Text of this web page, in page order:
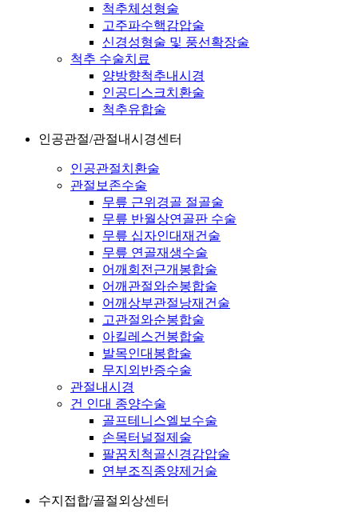
척추체성형술
고주파수핵감압술
신경성형술 및 풍선확장술
척추 수술치료
양방향척추내시경
인공디스크치환술
척추유합술
인공관절/관절내시경센터
인공관절치환술
관절보존수술
무릎 근위경골 절골술
무릎 반월상연골판 수술
무릎 십자인대재건술
무릎 연골재생수술
어깨회전근개봉합술
어깨관절와순봉합술
어깨상부관절낭재건술
고관절와순봉합술
아킬레스건봉합술
발목인대봉합술
무지외반증수술
관절내시경
건 인대 종양수술
골프테니스엘보수술
손목터널절제술
팔꿈치척골신경감압술
연부조직종양제거술
수지접합/골절외상센터